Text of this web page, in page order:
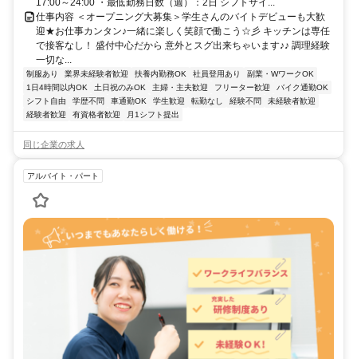
仕事内容 ＜オープニング大募集＞学生さんのバイトデビューも大歓
迎★お仕事カンタン♪一緒に楽しく笑顔で働こう☆彡 キッチンは専任
で接客なし！ 盛付中心だから 意外とスグ出来ちゃいます♪♪ 調理経験
一切な...
制服あり 業界未経験者歓迎 扶養内勤務OK 社員登用あり
副業・WワークOK
1日4時間以内OK
土日祝のみOK 主婦・主夫歓迎 フリーター歓迎
バイク通勤OK
シフト自由
学歴不問 車通勤OK 学生歓迎 転勤なし 経験不問
未経験者歓迎
経験者歓迎
有資格者歓迎 月1シフト提出
同じ企業の求人
アルバイト・パート